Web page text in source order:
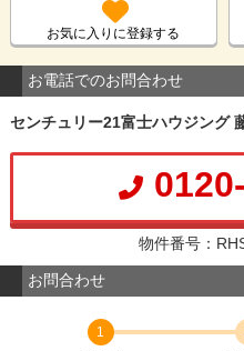
お気に入りに登録する
お電話でのお問合わせ
センチュリー21富士ハウジング
物件番号：
お問合わせ
1